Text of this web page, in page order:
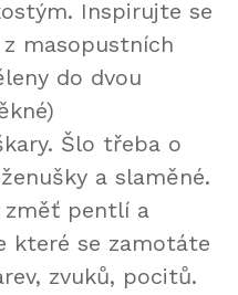
Inspirujte se
masopustních
do dvou
Šlo třeba o
a slaměné.
pentlí a
které se zamotáte
zvuků, pocitů.